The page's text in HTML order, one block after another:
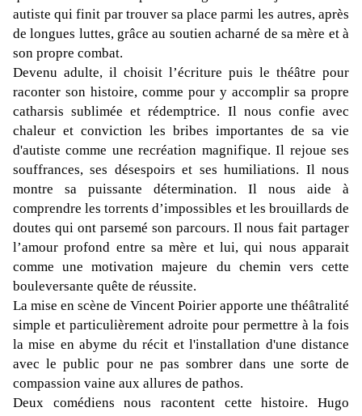
autiste qui finit par trouver sa place parmi les autres, après
de longues luttes, grâce au soutien acharné de sa mère et à
son propre combat.
Devenu adulte, il choisit l’écriture puis le théâtre pour
raconter son histoire, comme pour y accomplir sa propre
catharsis sublimée et rédemptrice. Il nous confie avec
chaleur et conviction les bribes importantes de sa vie
d'autiste comme une recréation magnifique. Il rejoue ses
souffrances, ses désespoirs et ses humiliations. Il nous
montre sa puissante détermination. Il nous aide à
comprendre les torrents d’impossibles et les brouillards de
doutes qui ont parsemé son parcours. Il nous fait partager
l’amour profond entre sa mère et lui, qui nous apparait
comme une motivation majeure du chemin vers cette
bouleversante quête de réussite.
La mise en scène de Vincent Poirier apporte une théâtralité
simple et particulièrement adroite pour permettre à la fois
la mise en abyme du récit et l'installation d'une distance
avec le public pour ne pas sombrer dans une sorte de
compassion vaine aux allures de pathos.
Deux comédiens nous racontent cette histoire. Hugo